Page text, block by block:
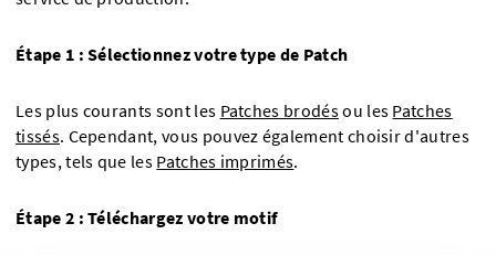
Étape 1 : Sélectionnez votre type de Patch
Les plus courants sont les Patches brodésou les Patches
tissés. Cependant, vous pouvez également choisir d'autres
types, tels que les Patches imprimés.
Étape 2 : Téléchargez votre motif